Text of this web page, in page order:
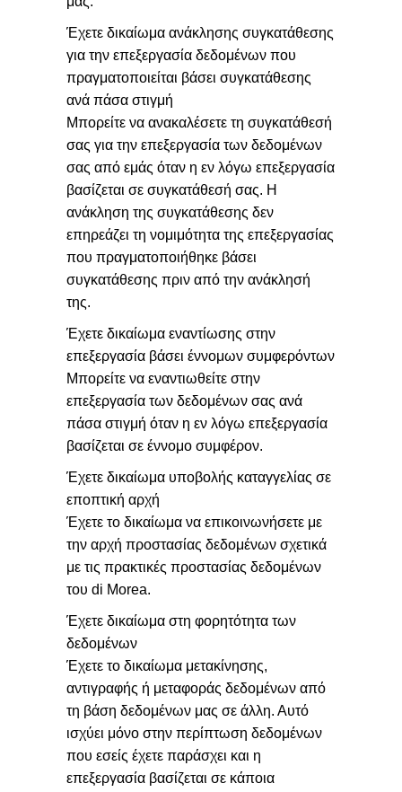
Έχετε δικαίωμα ανάκλησης συγκατάθεσης
για την επεξεργασία δεδομένων που
πραγματοποιείται βάσει συγκατάθεσης
ανά πάσα στιγμή
Μπορείτε να ανακαλέσετε τη συγκατάθεσή
σας για την επεξεργασία των δεδομένων
σας από εμάς όταν η εν λόγω επεξεργασία
βασίζεται σε συγκατάθεσή σας. Η
ανάκληση της συγκατάθεσης δεν
επηρεάζει τη νομιμότητα της επεξεργασίας
που πραγματοποιήθηκε βάσει
συγκατάθεσης πριν από την ανάκλησή
της.
Έχετε δικαίωμα εναντίωσης στην
επεξεργασία βάσει έννομων συμφερόντων
Μπορείτε να εναντιωθείτε στην
επεξεργασία των δεδομένων σας ανά
πάσα στιγμή όταν η εν λόγω επεξεργασία
βασίζεται σε έννομο συμφέρον.
Έχετε δικαίωμα υποβολής καταγγελίας σε
εποπτική αρχή
Έχετε το δικαίωμα να επικοινωνήσετε με
την αρχή προστασίας δεδομένων σχετικά
με τις πρακτικές προστασίας δεδομένων
του di Morea.
Έχετε δικαίωμα στη φορητότητα των
δεδομένων
Έχετε το δικαίωμα μετακίνησης,
αντιγραφής ή μεταφοράς δεδομένων από
τη βάση δεδομένων μας σε άλλη. Αυτό
ισχύει μόνο στην περίπτωση δεδομένων
που εσείς έχετε παράσχει και η
επεξεργασία βασίζεται σε κάποια